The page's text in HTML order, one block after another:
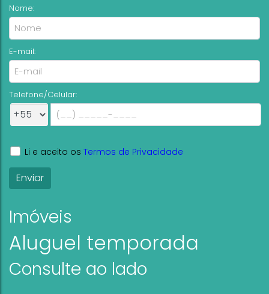
Nome:
E-mail:
Telefone/Celular:
Li e aceito os Termos de Privacidade
Imóveis
Aluguel temporada
Consulte ao lado